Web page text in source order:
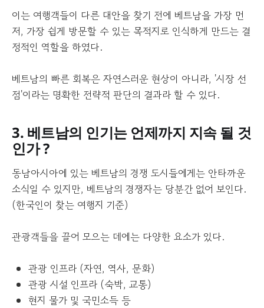
이는 여행객들이 다른 대안을 찾기 전에 베트남을 가장 먼
저, 가장 쉽게 방문할 수 있는 목적지로 인식하게 만드는 결
정적인 역할을 하였다.
베트남의 빠른 회복은 자연스러운 현상이 아니라, '시장 선
점'이라는 명확한 전략적 판단의 결과라 할 수 있다.
3. 베트남의 인기는 언제까지 지속 될 것
인가 ?
동남아시아에 있는 베트남의 경쟁 도시들에게는 안타까운
소식일 수 있지만, 베트남의 경쟁자는 당분간 없어 보인다.
(한국인이 찾는 여행지 기준)
관광객들을 끌어 모으는 데에는 다양한 요소가 있다.
관광 인프라 (자연, 역사, 문화)
관광 시설 인프라 (숙박, 교통)
현지 물가 및 국민소득 등